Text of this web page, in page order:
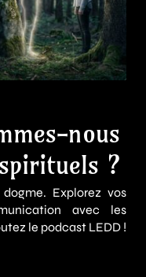
nous
?
Explorez vos
avec les
le podcast LEDD !